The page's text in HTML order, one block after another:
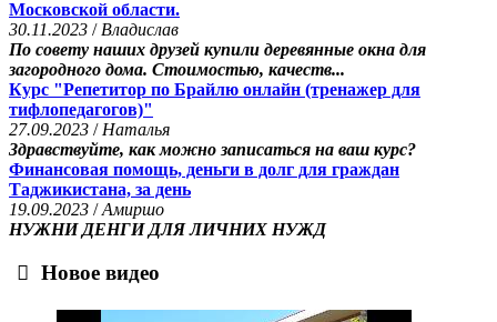
Московской области.
30.11.2023 / Владислав
По совету наших друзей купили деревянные окна для
загородного дома. Стоимостью, качеств...
Курс "Репетитор по Брайлю онлайн (тренажер для
тифлопедагогов)"
27.09.2023 / Наталья
Здравствуйте, как можно записаться на ваш курс?
Финансовая помощь, деньги в долг для граждан
Таджикистана, за день
19.09.2023 /Амиршо
НУЖНИ ДЕНГИ ДЛЯ ЛИЧНИХ НУЖД
Новое видео